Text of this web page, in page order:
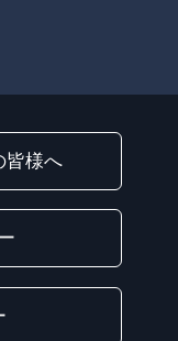
皆様へ